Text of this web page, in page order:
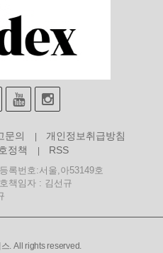
문의
개인정보취급방침
정책
RSS
등록번호:서울,아53149호
책임자 : 김선규
. All rights reserved.